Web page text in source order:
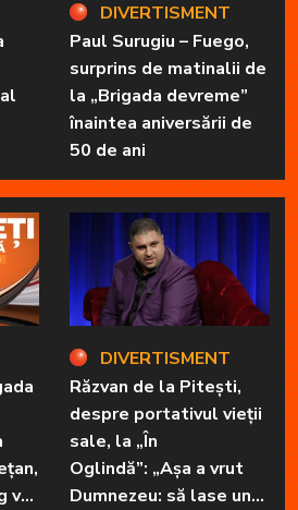
și
DIVERTISMENT
Paul Surugiu – Fuego,
surprins de matinalii de
la „Brigada devreme”
înaintea aniversării de
50 de ani
DIVERTISMENT
Răzvan de la Pitești,
despre portativul vieții
sale, la „În
Oglindă”: „Așa a vrut
Dumnezeu: să lase unul